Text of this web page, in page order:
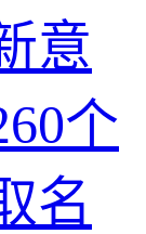
意
个
名